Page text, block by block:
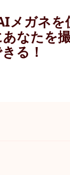
メガネを
なたを
る！